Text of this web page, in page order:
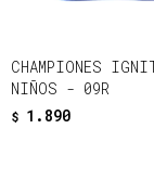
CHAMPIONES
NIÑOS - 09R
$ 1.890